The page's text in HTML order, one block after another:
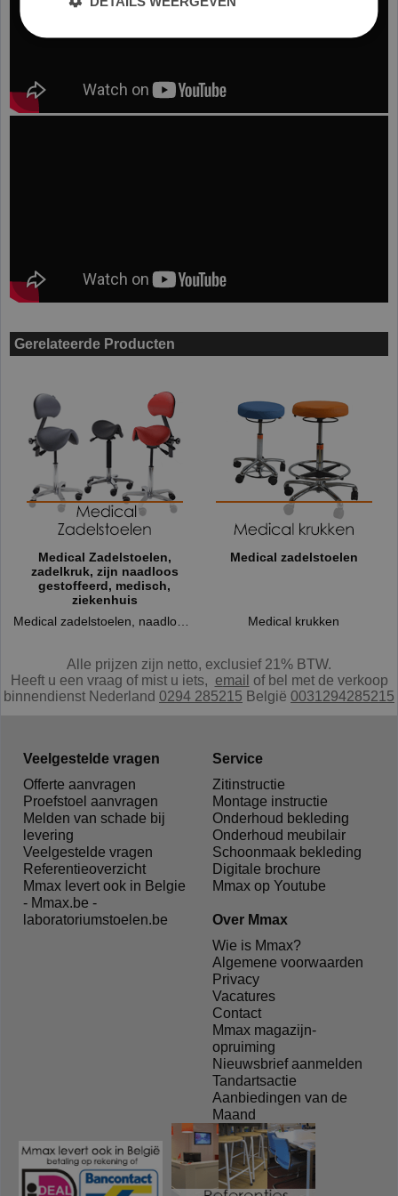
Gerelateerde Producten
Medical Zadelstoelen,
zadelkruk, zijn naadloos
gestoffeerd, medisch,
ziekenhuis
Medical zadelstoelen
Medical krukken
Alle prijzen zijn netto, exclusief 21% BTW.
Heeft u een vraag of mist u iets, email of bel met de verkoop
binnendienst Nederland 0294 285215 België 0031294285215
Veelgestelde vragen
Offerte aanvragen
Proefstoel aanvragen
Melden van schade bij
levering
Veelgestelde vragen
Referentieoverzicht
Mmax levert ook in Belgie
- Mmax.be -
laboratoriumstoelen.be
Service
Zitinstructie
Montage instructie
Onderhoud bekleding
Onderhoud meubilair
Schoonmaak bekleding
Digitale brochure
Mmax op Youtube
Over Mmax
Wie is Mmax?
Algemene voorwaarden
Privacy
Vacatures
Contact
Mmax magazijn-
opruiming
Nieuwsbrief aanmelden
Tandartsactie
Aanbiedingen van de
Maand